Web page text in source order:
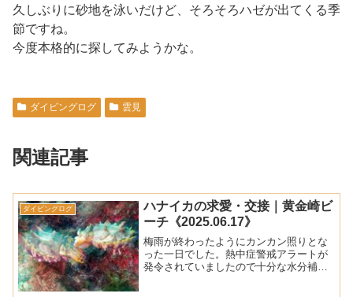
久しぶりに砂地を泳いだけど、そろそろハゼが出てくる季
節ですね。
今度本格的に探してみようかな。
ダイビングログ 雲見
関連記事
ダイビングログ
ハナイカの求愛・交接｜黄金崎ビ
ーチ《2025.06.17》
梅雨が終わったようにカンカン照りとな
った一日でした。熱中症警戒アラートが
発令されていましたので十分な水分補給